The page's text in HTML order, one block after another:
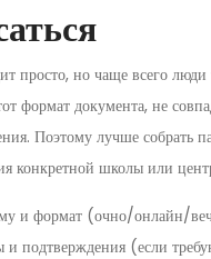
просто, но чаще всего люди
формат документа, не
Поэтому лучше собрать
конкретной школы или
и формат (очно/онлайн/
и подтверждения (если